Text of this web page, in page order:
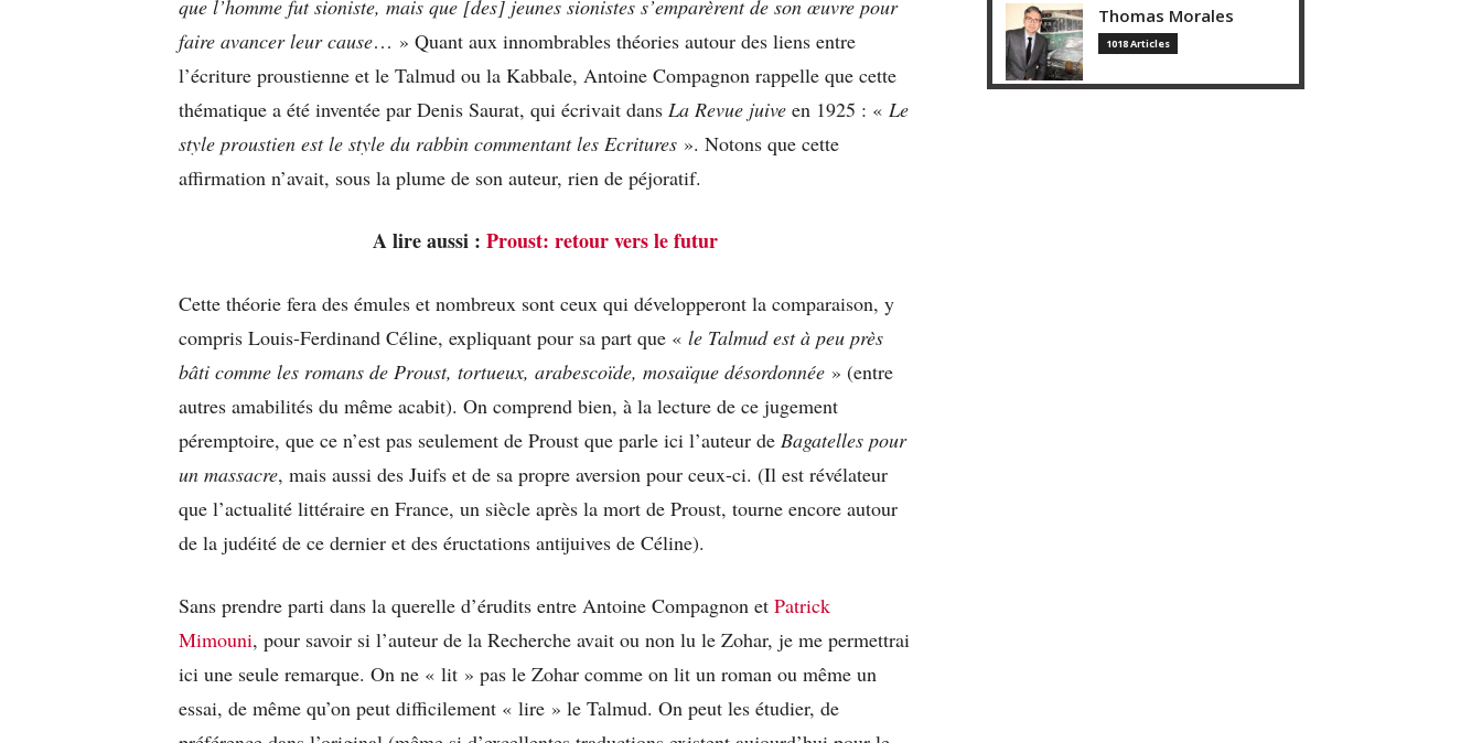
que l’homme fut sioniste, mais que [des] jeunes sionistes s’emparèrent de son œuvre pour
faire avancer leur cause… » Quant aux innombrables théories autour des liens entre
l’écriture proustienne et le Talmud ou la Kabbale, Antoine Compagnon rappelle que cette
thématique a été inventée par Denis Saurat, qui écrivait dans La Revue juive en 1925 : « Le
style proustien est le style du rabbin commentant les Ecritures ». Notons que cette
affirmation n’avait, sous la plume de son auteur, rien de péjoratif.
A lire aussi : Proust: retour vers le futur
Cette théorie fera des émules et nombreux sont ceux qui développeront la comparaison, y
compris Louis-Ferdinand Céline, expliquant pour sa part que « le Talmud est à peu près
bâti comme les romans de Proust, tortueux, arabescoïde, mosaïque désordonnée » (entre
autres amabilités du même acabit). On comprend bien, à la lecture de ce jugement
péremptoire, que ce n’est pas seulement de Proust que parle ici l’auteur de Bagatelles pour
un massacre, mais aussi des Juifs et de sa propre aversion pour ceux-ci. (Il est révélateur
que l’actualité littéraire en France, un siècle après la mort de Proust, tourne encore autour
de la judéité de ce dernier et des éructations antijuives de Céline).
Sans prendre parti dans la querelle d’érudits entre Antoine Compagnon et Patrick
Mimouni, pour savoir si l’auteur de la Recherche avait ou non lu le Zohar, je me permettrai
ici une seule remarque. On ne « lit » pas le Zohar comme on lit un roman ou même un
essai, de même qu’on peut difficilement « lire » le Talmud. On peut les étudier, de
Thomas Morales
1018 Articles